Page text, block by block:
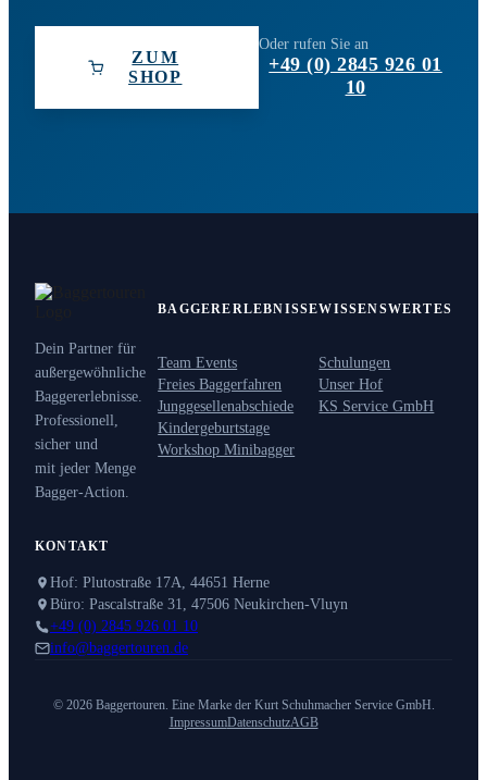
ZUM
SHOP
Oder rufen Sie an
+49 (0) 2845 926 01
10
Dein Partner für
außergewöhnliche
Baggererlebnisse.
Professionell,
sicher und
mit jeder Menge
Bagger-Action.
BAGGERERLEBNISSE
Team Events
Freies Baggerfahren
Junggesellenabschiede
Kindergeburtstage
Workshop Minibagger
WISSENSWERTES
Schulungen
Unser Hof
KS Service GmbH
KONTAKT
Hof: Plutostraße 17A, 44651 Herne
Büro: Pascalstraße 31, 47506 Neukirchen-Vluyn
+49 (0) 2845 926 01 10
info@baggertouren.de
© 2026 Baggertouren. Eine Marke der Kurt Schuhmacher Service GmbH.
ImpressumDatenschutzAGB